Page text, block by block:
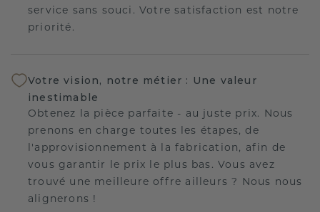
service sans souci. Votre satisfaction est notre
priorité.
Votre vision, notre métier : Une valeur
inestimable
Obtenez la pièce parfaite - au juste prix. Nous
prenons en charge toutes les étapes, de
l'approvisionnement à la fabrication, afin de
vous garantir le prix le plus bas. Vous avez
trouvé une meilleure offre ailleurs ? Nous nous
alignerons !